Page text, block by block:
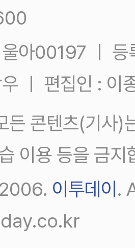
울아00197 ㅣ
ㅣ 편집인 : 이
든 콘텐츠(기사)
이용 등을 금지
이투데이 .